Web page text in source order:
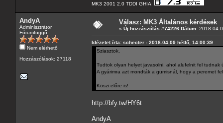
MK3 2001 2.0 TDDI GHIA
AndyA
Adminisztrátor
Fórumfüggő
Nem elérhető
Hozzászólások: 27118
Válasz: MK3 Általános kérdések
« Új hozzászólás #74226 Dátum:
Idézetet írta: schecter - 2018.04.09 hétfő, 14:00:39
Sziasztok,
Tudtok olyan helyet javasolni, ahol alufelnit fel tudnak
A gyárimra azt mondták a gumisnál, hogy a peremet
Köszi előre is!
http://bfy.tw/HY6t
AndyA